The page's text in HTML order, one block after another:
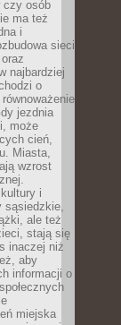
czy osób
ma też
i
sieci
najbardziej
o
jezdnia
może
cień,
Miasta,
wzrost
i
sąsiedzkie,
ale też
stają się
inaczej niż
aby
informacji o
miejska